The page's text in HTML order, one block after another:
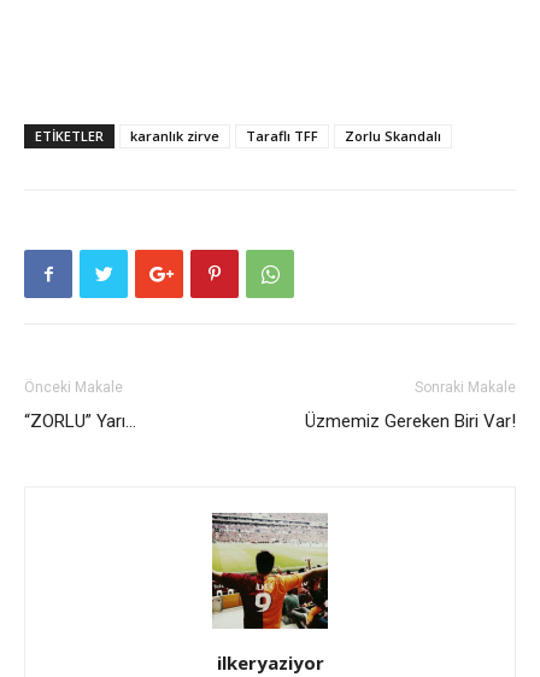
ETIKETLER karanlık zirve Taraflı TFF Zorlu Skandalı
Önceki Makale
“ZORLU” Yarı…
Sonraki Makale
Üzmemiz Gereken Biri Var!
ilkeryaziyor